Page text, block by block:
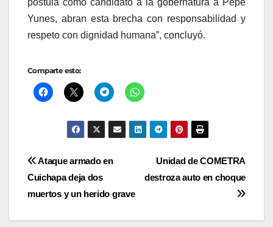
postula como candidato a la gobernatura a Pepe
Yunes, abran esta brecha con responsabilidad y
respeto con dignidad humana”, concluyó.
Comparte esto:
Navegación
de
entradas
Unidad de COMETRA
destroza auto en choque
Ataque armado en
Cuichapa deja dos
muertos y un herido grave